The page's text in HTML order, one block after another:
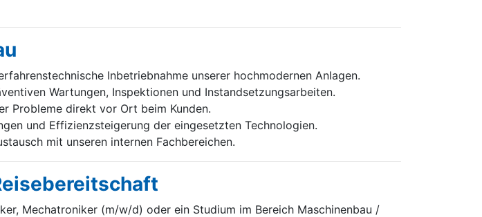
Inbetriebnahme unserer hochmodernen Anlagen.
Wartungen, Inspektionen und Instandsetzungsarbeiten.
Probleme direkt vor Ort beim Kunden.
und Effizienzsteigerung der eingesetzten Technologien.
mit unseren internen Fachbereichen.
Mechatroniker (m/w/d) oder ein Studium im Bereich Maschinenbau /